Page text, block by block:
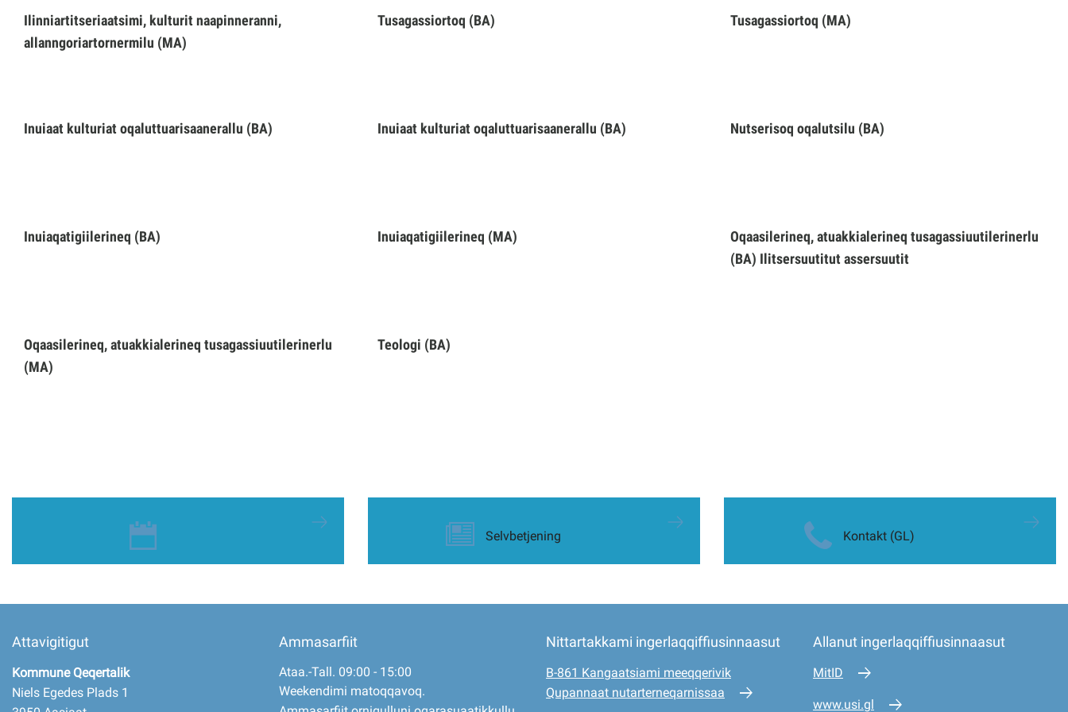
Imminut kiffartuunneq
Piffissamik inniminniineq
Ilinniartitseriaatsimi, kulturit naapinneranni,
allanngoriartornermilu (MA)
Tusagassiortoq (BA) Tusagassiortoq (MA)
Inuiaat kulturiat oqaluttuarisaanerallu (BA) Inuiaat kulturiat oqaluttuarisaanerallu (BA) Nutserisoq oqalutsilu (BA)
Inuiaqatigiilerineq (BA) Inuiaqatigiilerineq (MA)
Oqaasilerineq, atuakkialerineq tusagassiuutilerinerlu
(BA) Ilitsersuutitut assersuutit
Oqaasilerineq, atuakkialerineq tusagassiuutilerinerlu
(MA)
Teologi (BA)
Selvbetjening Kontakt (GL)
Attavigitigut
Kommune Qeqertalik
Niels Egedes Plads 1
Ammasarfiit
Ataa.-Tall. 09:00 - 15:00
Weekendimi matoqqavoq.
Nittartakkami ingerlaqqiffiusinnaasut
B-861 Kangaatsiami meeqqerivik
Qupannaat nutarterneqarnissaa
Allanut ingerlaqqiffiusinnaasut
MitID
www.usi.gl